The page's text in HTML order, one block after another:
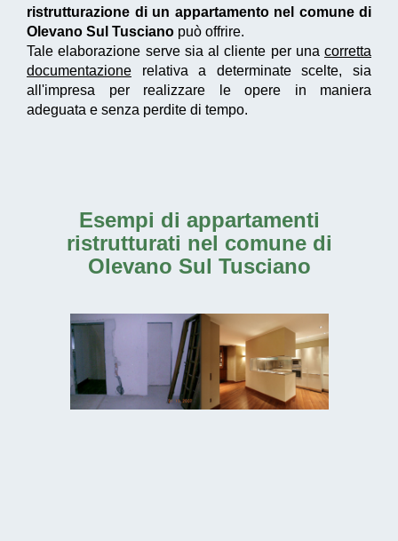
ristrutturazione di un appartamento nel comune di
Olevano Sul Tusciano può offrire.
Tale elaborazione serve sia al cliente per una corretta
documentazione relativa a determinate scelte, sia
all'impresa per realizzare le opere in maniera
adeguata e senza perdite di tempo.
Esempi di appartamenti
ristrutturati nel comune di
Olevano Sul Tusciano